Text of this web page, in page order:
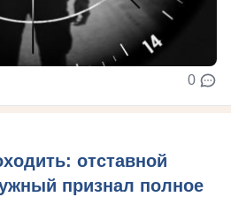
0
отставной
признал полное